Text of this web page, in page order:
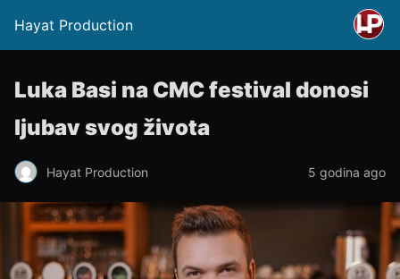
Hayat Production
Luka Basi na CMC festival donosi
ljubav svog života
Hayat Production 5 godina ago